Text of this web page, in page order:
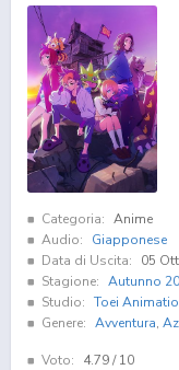
Categoria: Anime
Audio:
Giapponese
Data di Uscita:
05
Stagione: Autunno
Studio: Toei
Genere: Avventura,
Voto: 4.79/ 10